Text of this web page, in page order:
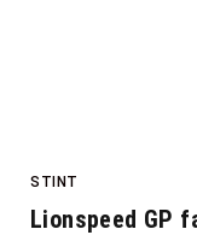
STINT
Lionspeed GP